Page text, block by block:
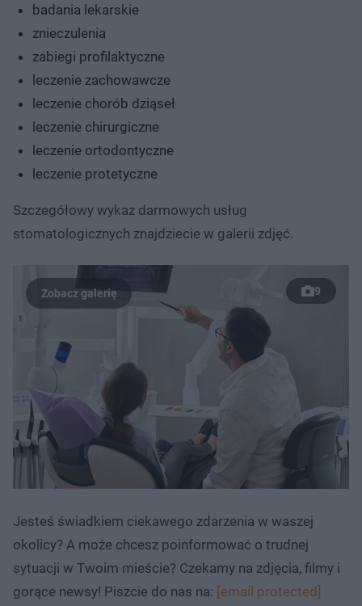
badania lekarskie
znieczulenia
zabiegi profilaktyczne
leczenie zachowawcze
leczenie chorób dziąseł
leczenie chirurgiczne
leczenie ortodontyczne
leczenie protetyczne
Szczegółowy wykaz darmowych usług
stomatologicznych znajdziecie w galerii zdjęć.
9
Jesteś świadkiem ciekawego zdarzenia w waszej
okolicy? A może chcesz poinformować o trudnej
sytuacji w Twoim mieście? Czekamy na zdjęcia, filmy i
gorące newsy! Piszcie do nas na: [email protected]